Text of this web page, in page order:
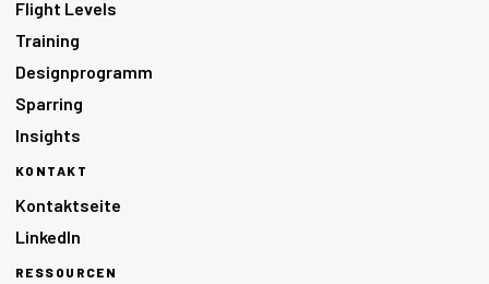
Flight Levels
Training
Designprogramm
Sparring
Insights
KONTAKT
Kontaktseite
LinkedIn
RESSOURCEN